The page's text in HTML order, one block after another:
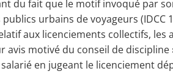
du fait que le motif invoqué par
urbains de voyageurs (IDCC
aux licenciements collectifs,
avis motivé du conseil de discipline
en jugeant le licenciement